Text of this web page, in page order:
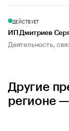
ДЕЙСТВУЕТ
ИП Дмитриев
Деятельность,
Другие
регионе